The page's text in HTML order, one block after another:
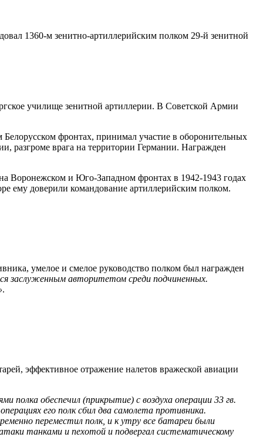
1360-м зенитно-артиллерийским полком 29-й зенитной
училище зенитной артиллерии. В Советской Армии
Белорусском фронтах, принимал участие в оборонительных
разгроме врага на территории Германии. Награжден
Воронежском и Юго-Западном фронтах в 1942-1943 годах
ему доверили командование артиллерийским полком.
умелое и смелое руководство полком был награжден
заслуженным авторитетом среди подчиненных.
.
эффективное отражение налетов вражеской авиации
полка обеспечил (прикрытие) с воздуха операции 33 гв.
его полк сбил два самолета противника.
переместил полк, и к утру все батареи были
танками и пехотой и подвергал систематическому